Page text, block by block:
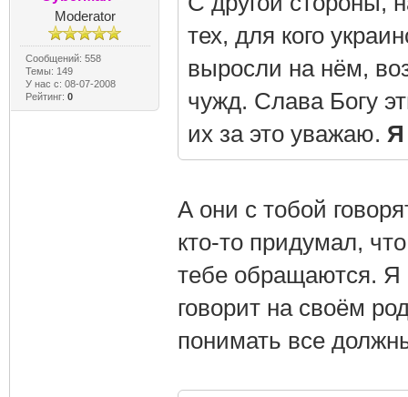
Moderator
Сообщений: 558
Темы: 149
У нас с: 08-07-2008
Рейтинг: 0
тех, для кого
выросли на нём,
чужд. Слава Богу
их за это уважаю. Я
А они с тобой
кто-то придумал,
тебе обращаются. Я
говорит на своём
понимать все